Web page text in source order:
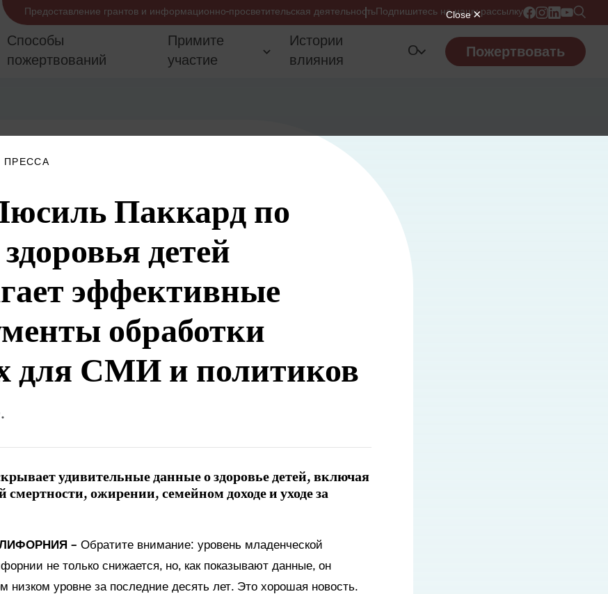
Предоставление грантов и информационно-просветительская деятельностьПодпишитесь на нашу рассылку
Способы
пожертвований
Примите
участие
Истории
влияния
О Пожертвовать
ПРЕССА
Паккард по
детей
эффективные
обработки
для СМИ и политиков
удивительные данные о здоровье детей, включая
смертности, ожирении, семейном доходе и уходе за
– Обратите внимание: уровень младенческой
не только снижается, но, как показывают данные, он
низком уровне за последние десять лет. Это хорошая новость.